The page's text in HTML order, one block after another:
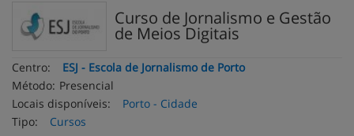
Curso de Jornalismo e Gestão
de Meios Digitais
Centro:
ESJ - Escola de Jornalismo de Porto
Método: Presencial
Locais disponíveis:
Porto - Cidade
Tipo:
Cursos